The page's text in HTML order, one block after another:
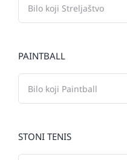
PAINTBALL
STONI TENIS